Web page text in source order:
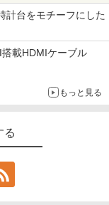
計台をモチーフにした
載HDMIケーブル
もっと見る
る